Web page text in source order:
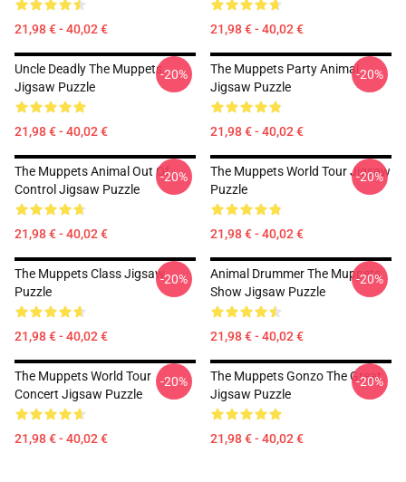
21,98 € - 40,02 € 21,98 € - 40,02 €
Uncle Deadly The Muppets
Jigsaw Puzzle
21,98 € - 40,02 €
-20%
The Muppets Party Animal
Jigsaw Puzzle
21,98 € - 40,02 €
-20%
The Muppets Animal Out Of
Control Jigsaw Puzzle
21,98 € - 40,02 €
-20%
The Muppets World Tour Jigsaw
Puzzle
21,98 € - 40,02 €
-20%
The Muppets Class Jigsaw
Puzzle
21,98 € - 40,02 €
-20%
Animal Drummer The Muppets
Show Jigsaw Puzzle
21,98 € - 40,02 €
-20%
The Muppets World Tour
Concert Jigsaw Puzzle
21,98 € - 40,02 €
-20%
The Muppets Gonzo The Great
Jigsaw Puzzle
21,98 € - 40,02 €
-20%